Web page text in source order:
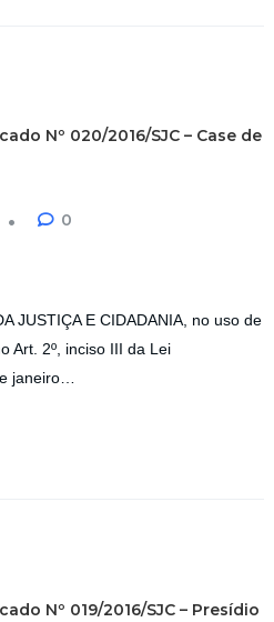
Nº 020/2016/SJC – Case de
0
JUSTIÇA E CIDADANIA, no uso de
Art. 2º, inciso III da Lei
janeiro…
Nº 019/2016/SJC – Presídio